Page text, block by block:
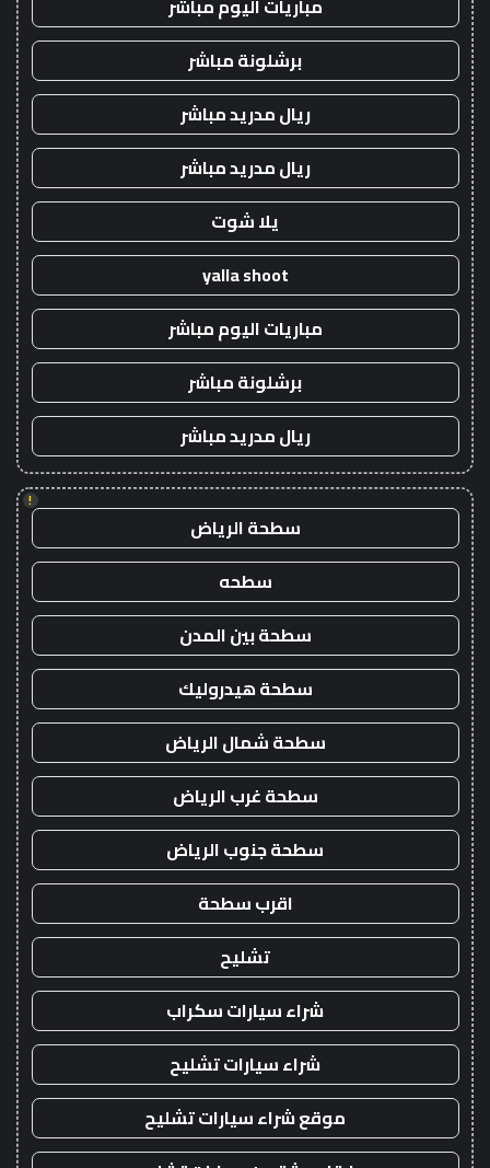
مباريات اليوم مباشر
برشلونة مباشر
ريال مدريد مباشر
ريال مدريد مباشر
يلا شوت
yalla shoot
مباريات اليوم مباشر
برشلونة مباشر
ريال مدريد مباشر
!
سطحة الرياض
سطحه
سطحة بين المدن
سطحة هيدروليك
سطحة شمال الرياض
سطحة غرب الرياض
سطحة جنوب الرياض
اقرب سطحة
تشليح
شراء سيارات سكراب
شراء سيارات تشليح
موقع شراء سيارات تشليح